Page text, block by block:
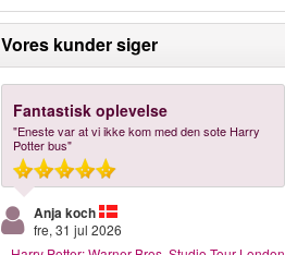
Vores kunder siger
Fantastisk oplevelse
"Eneste var at vi ikke kom med den sote Harry
Potter bus"
Anja koch
fre, 31 jul 2026